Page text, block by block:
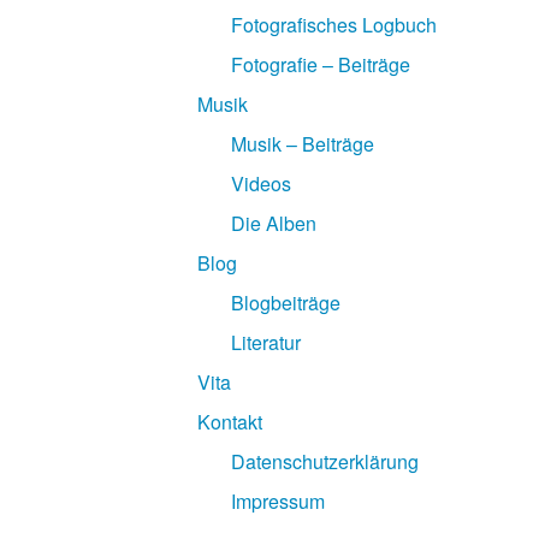
Fotografisches Logbuch
Fotografie – Beiträge
Musik
Musik – Beiträge
Videos
Die Alben
Blog
Blogbeiträge
Literatur
Vita
Kontakt
Datenschutzerklärung
Impressum